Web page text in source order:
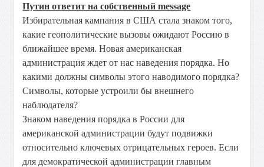
Путин ответит на собственный message
Избирательная кампания в США стала знаком того,
какие геополитические вызовы ожидают Россию в
ближайшее время. Новая американская
администрация ждет от нас наведения порядка. Но
какими должны символы этого наводимого порядка?
Символы, которые устроили бы внешнего
наблюдателя?
Знаком наведения порядка в России для
американской администрации будут подвижки
относительно ключевых отрицательных героев. Если
для демократической администрации главным